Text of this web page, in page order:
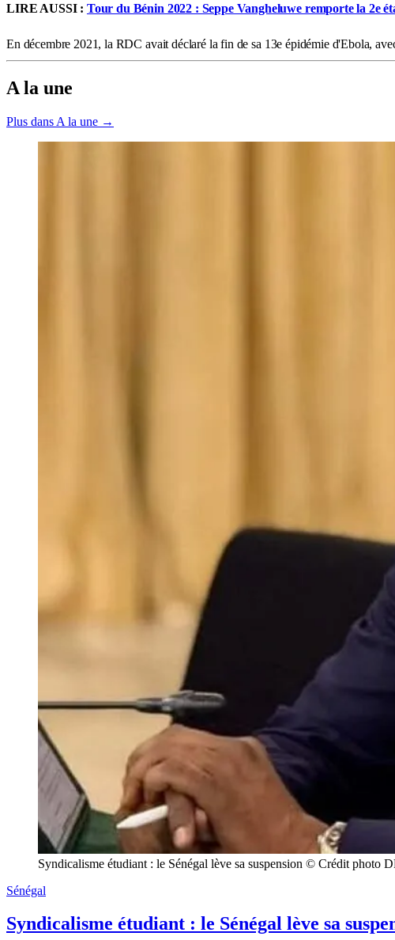
LIRE AUSSI : Tour du Bénin 2022 : Seppe Vangheluwe remporte la 2e
En décembre 2021, la RDC avait déclaré la fin de sa 13e épidémie d'Ebola,
A la une
Plus dans A la une →
Syndicalisme étudiant : le Sénégal lève sa suspension © Crédit photo
Sénégal
Syndicalisme étudiant : le Sénégal lève sa